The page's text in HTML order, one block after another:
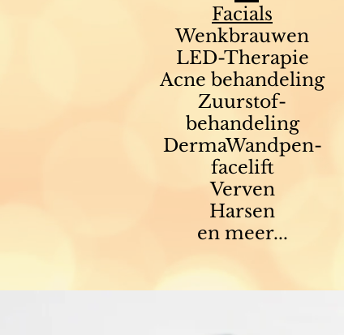
Facials
Wenkbrauwen
LED-Therapie
Acne behandeling
Zuurstof-
behandeling
DermaWandpen-
facelift
Verven
Harsen
en meer...